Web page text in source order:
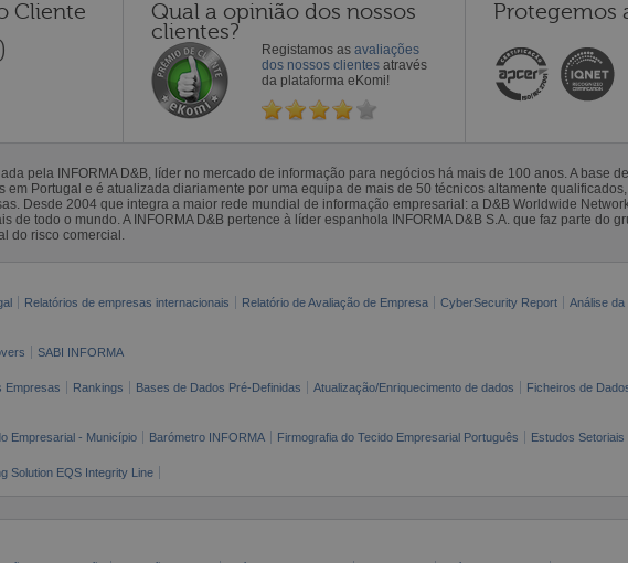
Cliente Qual a opinião dos nossos
clientes?
Registamos as avaliações
dos nossos clientes através
da plataforma eKomi!
Protegemos
pela INFORMA D&B, líder no mercado de informação para negócios há mais de 100 anos. A base
em Portugal e é atualizada diariamente por uma equipa de mais de 50 técnicos altamente
Desde 2004 que integra a maior rede mundial de informação empresarial: a D&B Worldwide
de todo o mundo. A INFORMA D&B pertence à líder espanhola INFORMA D&B S.A. que faz parte do
do risco comercial.
Relatórios de empresas internacionais Relatório de Avaliação de Empresa CyberSecurity Report
Análise
SABI INFORMA
Empresas Rankings Bases de Dados Pré-Definidas Atualização/Enriquecimento de dados
Ficheiros de
Empresarial - Município Barómetro INFORMA Firmografia do Tecido Empresarial Português Estudos Setoriais
Solution EQS Integrity Line